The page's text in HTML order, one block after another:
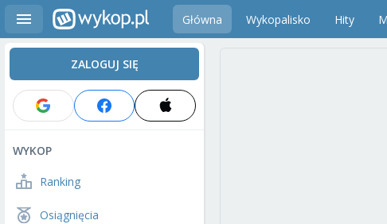
Główna Wykopalisko Hity
ZALOGUJ SIĘ
WYKOP
Ranking
Osiągnięcia